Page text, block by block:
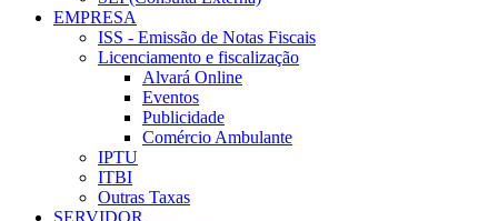
EMPRESA
ISS - Emissão de Notas Fiscais
Licenciamento e fiscalização
Alvará Online
Eventos
Publicidade
Comércio Ambulante
IPTU
ITBI
Outras Taxas